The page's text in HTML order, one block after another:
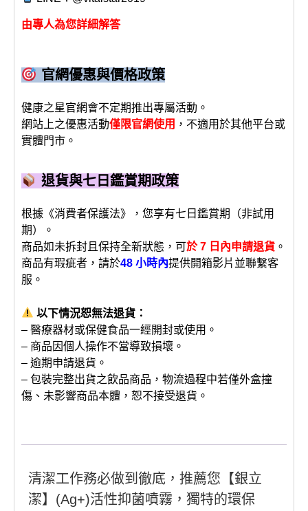
由專人為您詳細解答
官網優惠與價格政策
健康之星官網會不定期推出專屬活動。
網站上之優惠活動僅限官網使用 ，不適用於其他平台或
實體門市。
退貨與七日鑑賞期政策
根據《消費者保護法》，您享有七日鑑賞期（非試用
期）。
商品如未拆封且保持全新狀態，可於 7 日內申請退貨 。
商品有瑕疵者，請於48 小時內提供開箱影片並聯繫客
服。
以下情況恕無法退貨：
– 醫療器材或保健食品一經開封或使用。
– 商品因個人操作不當導致損壞。
– 逾期申請退貨。
– 包裝完整出貨之飲品商品，物流過程中若僅外盒撞
傷、未影響商品本體，恕不接受退貨。
清潔工作務必做到徹底，推薦您【銀立
潔】(Ag+)活性抑菌噴霧，獨特的環保